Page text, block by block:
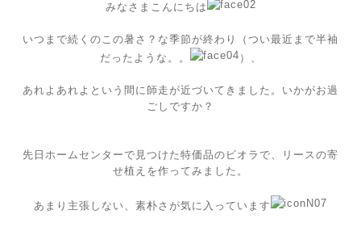
みなさまこんにちは
いつまで続くのこの暑さ？な季節が終わり（つい最近まで半袖
だったような。。
）、
あれよあれよという間に師走が近づいてきました。いかがお過
ごしですか？
先日ホームセンターで見つけた特価品のビオラで、リースの寄
せ植えを作ってみました。
あまり主張しない、素朴さが気に入っています